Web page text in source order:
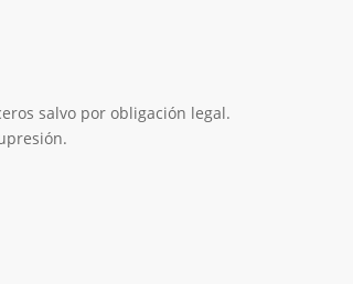
salvo por obligación legal.